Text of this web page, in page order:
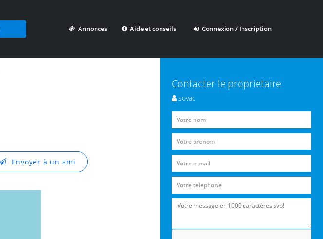
Annonces Aide et conseils Connexion / Inscription
Envoyer à un ami
Contacter le proprietaire
sovac